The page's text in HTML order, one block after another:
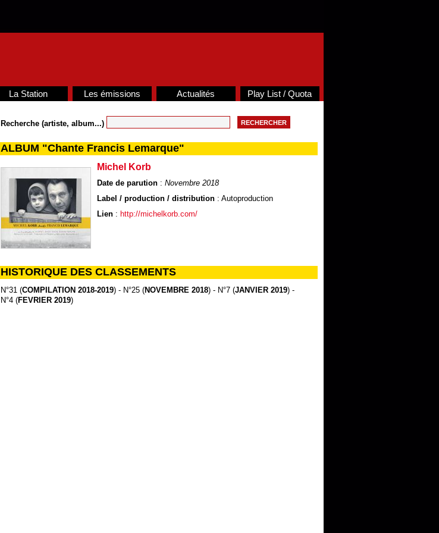
La Station Les émissions Actualités Play List / Quota
Recherche (artiste, album...)
ALBUM "Chante Francis Lemarque"
Michel Korb
Date de parution: Novembre 2018
Label / production / distribution: Autoproduction
Lien: http://michelkorb.com/
HISTORIQUE DES CLASSEMENTS
N°31 (COMPILATION 2018-2019) - N°25 (NOVEMBRE 2018) - N°7 (JANVIER 2019) -
N°4 (FEVRIER 2019)